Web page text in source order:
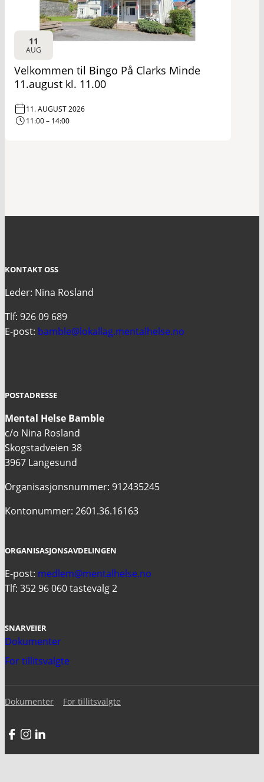
11
AUG
Velkommen til Bingo På Clarks Minde
11.august kl. 11.00
11. AUGUST 2026
11:00 – 14:00
KONTAKT OSS
Leder: Nina Rosland
Tlf: 926 09 689
E-post: bamble@lokallag.mentalhelse.no
POSTADRESSE
Mental Helse Bamble
c/o Nina Rosland
Skogstadveien 38
3967 Langesund
Organisasjonsnummer: 912435245
Kontonummer: 2601.36.16163
ORGANISASJONSAVDELINGEN
E-post: medlem@mentalhelse.no
Tlf: 352 96 060 tastevalg 2
SNARVEIER
Dokumenter
For tillitsvalgte
Dokumenter For tillitsvalgte